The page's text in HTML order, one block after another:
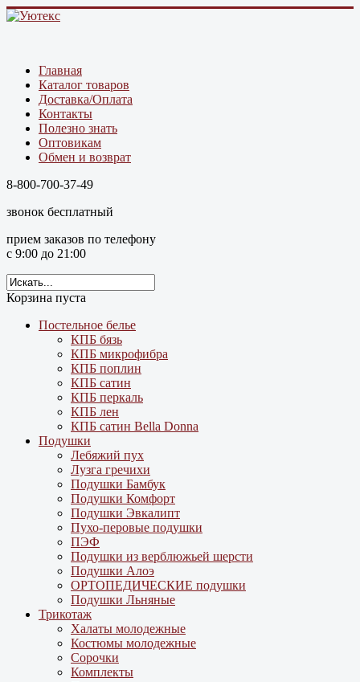
Главная
Каталог товаров
Доставка/Оплата
Контакты
Полезно знать
Оптовикам
Обмен и возврат
8-800-700-37-49
звонок бесплатный
прием заказов по телефону
с 9:00 до 21:00
Корзина пуста
Постельное белье
КПБ бязь
КПБ микрофибра
КПБ поплин
КПБ сатин
КПБ перкаль
КПБ лен
КПБ сатин Bella Donna
Подушки
Лебяжий пух
Лузга гречихи
Подушки Бамбук
Подушки Комфорт
Подушки Эвкалипт
Пухо-перовые подушки
ПЭФ
Подушки из верблюжьей шерсти
Подушки Алоэ
ОРТОПЕДИЧЕСКИЕ подушки
Подушки Льняные
Трикотаж
Халаты молодежные
Костюмы молодежные
Сорочки
Комплекты